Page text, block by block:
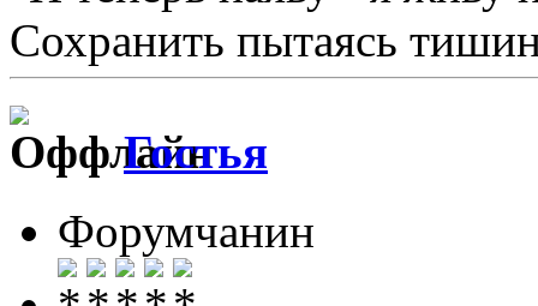
Сохранить пытаясь
Гостья
Форумчанин